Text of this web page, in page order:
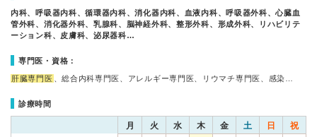
内科、呼吸器内科、循環器内科、消化器内科、血液内科、呼吸器外科、心臓血
管外科、消化器外科、乳腺科、脳神経外科、整形外科、形成外科、リハビリテ
ーション科、皮膚科、泌尿器科…
専門医・資格：
肝臓専門医 、総合内科専門医、アレルギー専門医、リウマチ専門医、感染…
診療時間
月 火 水 木 金 土 日 祝